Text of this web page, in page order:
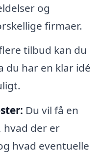
og
firmaer.
tilbud kan du
du har en klar idé
Du vil få en
hvad der er
hvad eventuelle